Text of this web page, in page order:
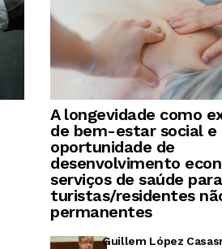
A longevidade como
de bem-estar social e
oportunidade de
desenvolvimento
serviços de saúde
turistas/residentes
permanentes
Guillem López